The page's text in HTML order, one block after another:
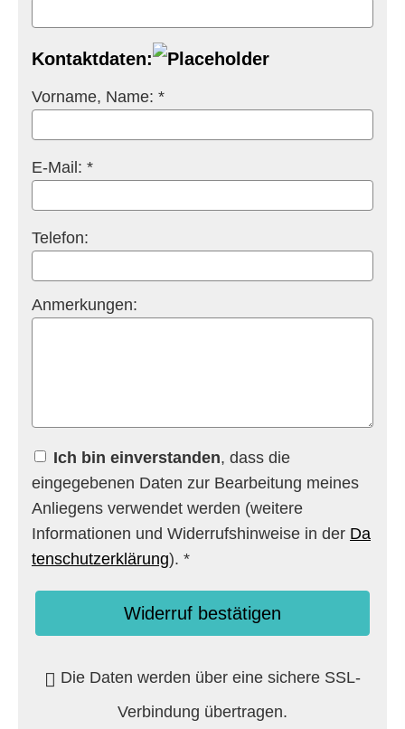
Kontaktdaten:
Vorname, Name: *
E-Mail: *
Telefon:
Anmerkungen:
Ich bin einverstanden, dass die
eingegebenen Daten zur Bearbeitung meines
Anliegens verwendet werden (weitere
Informationen und Widerrufshinweise in der Da
tenschutzerklärung). *
Widerruf bestätigen
Die Daten werden über eine sichere SSL-
Verbindung übertragen.